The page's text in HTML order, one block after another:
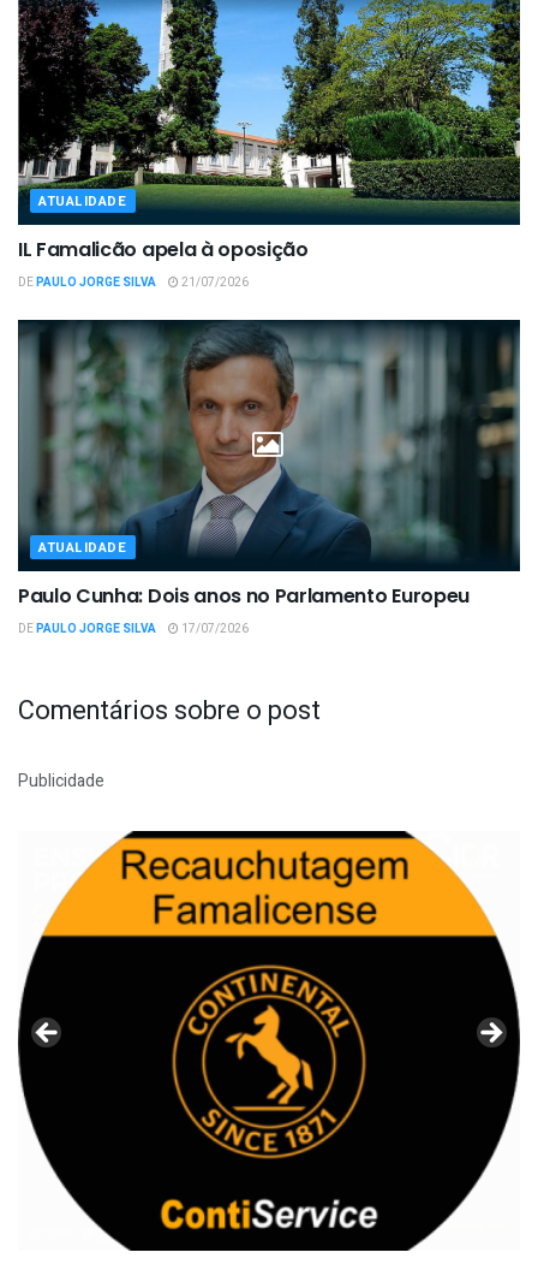
ATUALIDADE
IL Famalicão apela à oposição
DEPAULO JORGE SILVA 21/07/2026
ATUALIDADE
Paulo Cunha: Dois anos no Parlamento Europeu
DEPAULO JORGE SILVA 17/07/2026
Comentários sobre o post
Publicidade